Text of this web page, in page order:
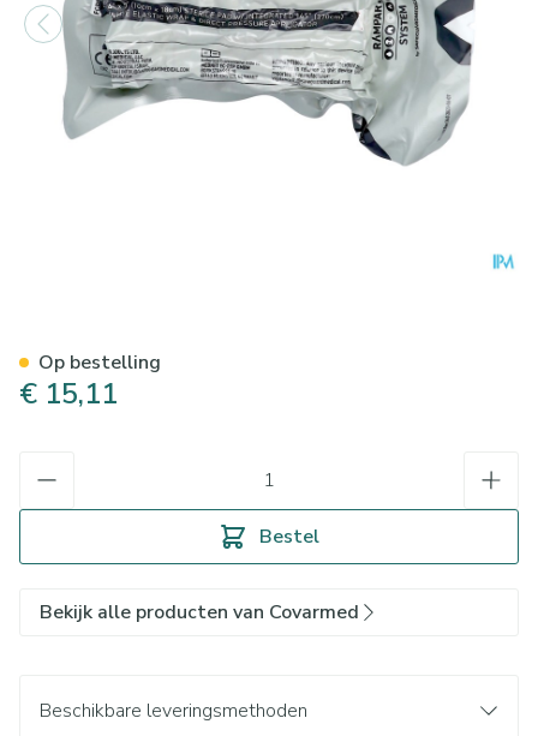
€ 15,11
Bestel
Op bestelling
Bekijk alle producten van Covarmed
Beschikbare leveringsmethoden